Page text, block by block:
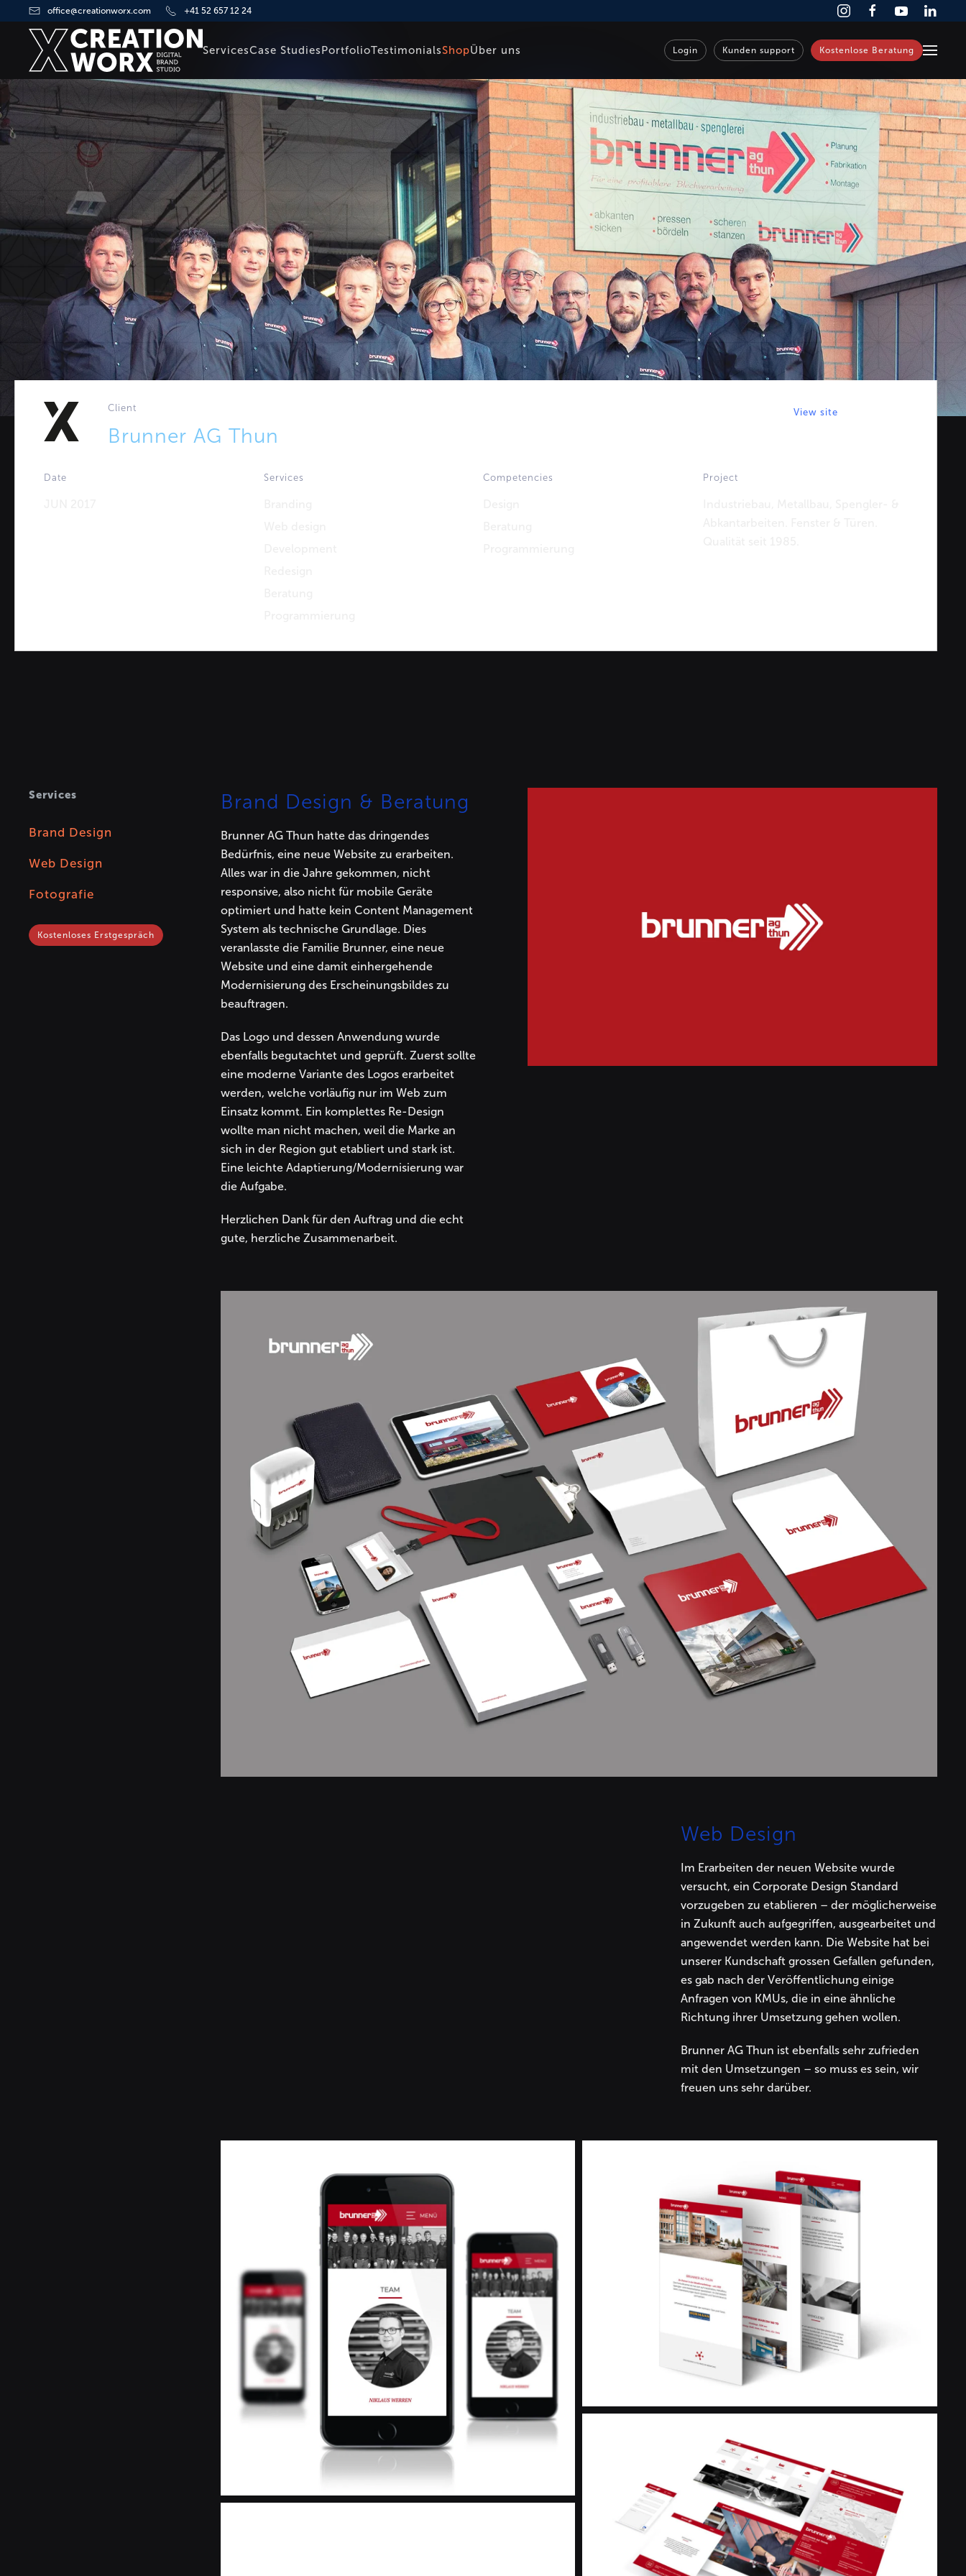
office@creationworx.com +41 52 657 12 24
ServicesCase StudiesPortfolioTestimonialsShopÜber uns Login Kunden support Kostenlose Beratung
Zum Hauptinhalt springen
Client
Brunner AG Thun
View site
Date Services Competencies Project
Brand Design & Beratung
Brunner AG Thun hatte das dringendes
Bedürfnis, eine neue Website zu erarbeiten.
Alles war in die Jahre gekommen, nicht
responsive, also nicht für mobile Geräte
optimiert und hatte kein Content Management
System als technische Grundlage. Dies
veranlasste die Familie Brunner, eine neue
Website und eine damit einhergehende
Modernisierung des Erscheinungsbildes zu
beauftragen.
Das Logo und dessen Anwendung wurde
ebenfalls begutachtet und geprüft. Zuerst sollte
eine moderne Variante des Logos erarbeitet
werden, welche vorläufig nur im Web zum
Einsatz kommt. Ein komplettes Re-Design
wollte man nicht machen, weil die Marke an
sich in der Region gut etabliert und stark ist.
Eine leichte Adaptierung/Modernisierung war
die Aufgabe.
Herzlichen Dank für den Auftrag und die echt
gute, herzliche Zusammenarbeit.
Web Design
Im Erarbeiten der neuen Website wurde
versucht, ein Corporate Design Standard
vorzugeben zu etablieren – der möglicherweise
in Zukunft auch aufgegriffen, ausgearbeitet und
angewendet werden kann. Die Website hat bei
unserer Kundschaft grossen Gefallen gefunden,
es gab nach der Veröffentlichung einige
Anfragen von KMUs, die in eine ähnliche
Richtung ihrer Umsetzung gehen wollen.
Brunner AG Thun ist ebenfalls sehr zufrieden
mit den Umsetzungen – so muss es sein, wir
freuen uns sehr darüber.
Services
Brand Design
Web Design
Fotografie
Kostenloses Erstgespräch